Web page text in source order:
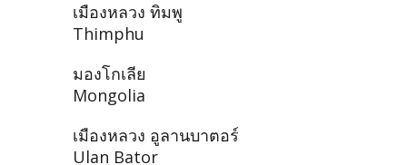
เมืองหลวง ทิมพู
Thimphu
มองโกเลีย
Mongolia
เมืองหลวง อูลานบาตอร์
Ulan Bator